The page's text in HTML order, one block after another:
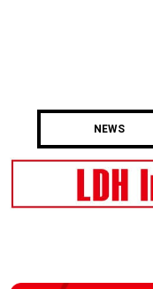
NEWS